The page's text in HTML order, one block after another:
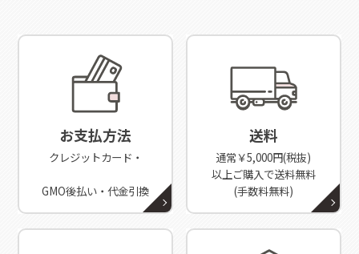
お支払方法
クレジットカード・
GMO後払い・代金引換
送料
通常￥5,000円(税抜)
以上ご購入で送料無料
(手数料無料)